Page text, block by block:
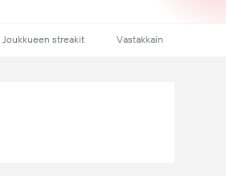
Joukkueen streakit Vastakkain